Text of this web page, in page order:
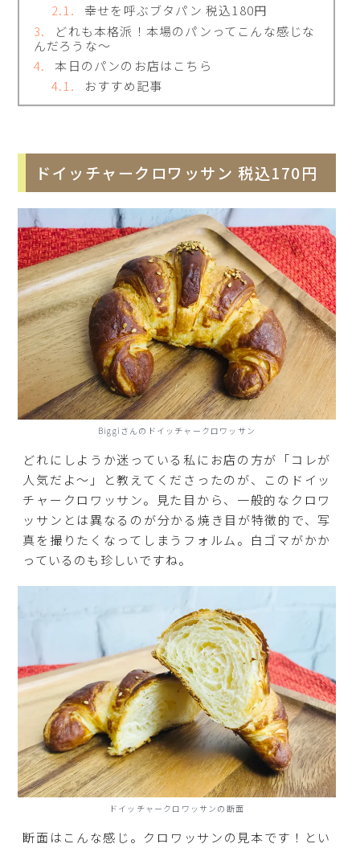
幸せを呼ぶブタパン 税込180円
どれも本格派！本場のパンってこんな感じな
んだろうな～
本日のパンのお店はこちら
おすすめ記事
ドイッチャークロワッサン 税込170円
Biggiさんのドイッチャークロワッサン
どれにしようか迷っている私にお店の方が「コレが
人気だよ～」と教えてくださったのが、このドイッ
チャークロワッサン。見た目から、一般的なクロワ
ッサンとは異なるのが分かる焼き目が特徴的で、写
真を撮りたくなってしまうフォルム。白ゴマがかか
っているのも珍しいですね。
ドイッチャークロワッサンの断面
断面はこんな感じ。クロワッサンの見本です！とい